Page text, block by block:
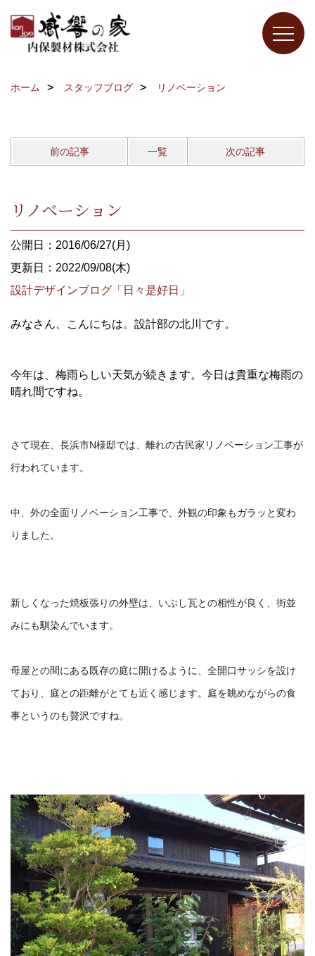
ホーム スタッフブログ リノベーション
前の記事 一覧 次の記事
リノベーション
公開日：2016/06/27(月)
更新日：2022/09/08(木)
設計デザインブログ「日々是好日」
みなさん、こんにちは。設計部の北川です。
今年は、梅雨らしい天気が続きます。今日は貴重な梅雨の
晴れ間ですね。
さて現在、長浜市N様邸では、 離れの古民家リノベーション工事が
行われています。
中、外の全面リノベーション工事で、 外観の印象もガラッと変わ
りました。
新しくなった焼板張りの外壁は、いぶし瓦との相性が良く、 街並
みにも馴染んでいます。
母屋との間にある既存の庭に開けるように、 全開口サッシを設け
ており、庭との距離がとても近く感じます。 庭を眺めながらの食
事というのも贅沢ですね。